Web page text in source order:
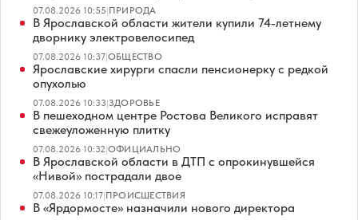
07.08.2026 10:55|ПРИРОДА
В Ярославской области жители купили 74-летнему
дворнику электровелосипед
07.08.2026 10:37|ОБЩЕСТВО
Ярославские хирурги спасли пенсионерку с редкой
опухолью
07.08.2026 10:33|ЗДОРОВЬЕ
В пешеходном центре Ростова Великого исправят
свежеуложенную плитку
07.08.2026 10:32|ОФИЦИАЛЬНО
В Ярославской области в ДТП с опрокинувшейся
«Нивой» пострадали двое
07.08.2026 10:17|ПРОИСШЕСТВИЯ
В «Ярдормосте» назначили нового директора